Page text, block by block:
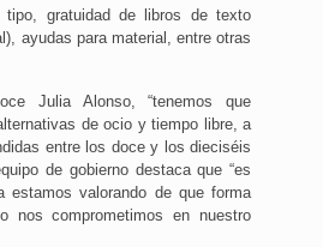
tipo, gratuidad de libros de texto
ayudas para material, entre otras
Julia Alonso, “tenemos que
de ocio y tiempo libre, a
entre los doce y los dieciséis
de gobierno destaca que “es
estamos valorando de que forma
nos comprometimos en nuestro